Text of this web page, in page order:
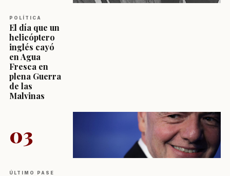
POLÍTICA
El día que un
helicóptero
inglés cayó
en Agua
Fresca en
plena Guerra
de las
Malvinas
03
ÚLTIMO PASE